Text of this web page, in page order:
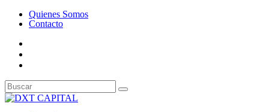
Quienes Somos
Contacto